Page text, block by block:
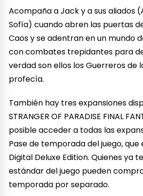
Acompaña a Jack y a sus aliados
Sofía) cuando abren las puertas
Caos y se adentran en un mundo
con combates trepidantes para
verdad son ellos los Guerreros de
profecía.
También hay tres expansiones
STRANGER OF PARADISE FINAL
posible acceder a todas las
Pase de temporada del juego, que
Digital Deluxe Edition. Quienes ya
estándar del juego pueden
temporada por separado.